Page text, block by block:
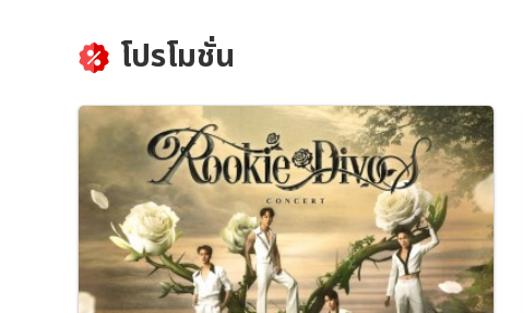
โปรโมชั่น